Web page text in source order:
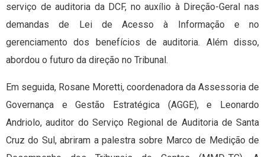
serviço de auditoria da DCF, no auxílio à Direção-Geral nas
demandas de Lei de Acesso à Informação e no
gerenciamento dos benefícios de auditoria. Além disso,
abordou o futuro da direção no Tribunal.
Em seguida, Rosane Moretti, coordenadora da Assessoria de
Governança e Gestão Estratégica (AGGE), e Leonardo
Andriolo, auditor do Serviço Regional de Auditoria de Santa
Cruz do Sul, abriram a palestra sobre Marco de Medição de